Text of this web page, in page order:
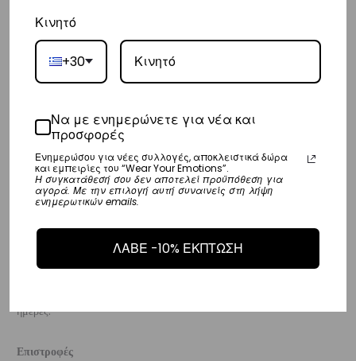
Ευρώπη
– Τα έξοδα αποστολής για όλο την Ευρώπη είναι στα
– Η συνεργαζόμενη εταιρεία ταχυμεταφορών,DHL, θα αναλάβει την
– Οι χρόνοι παράδοσης κυμαίνονται συνήθως από 3-8 εργάσιμες
ημέρες.
Διεθνή
– Η συνεργαζόμενη εταιρεία ταχυμεταφορών,DHL
παράδοσή σας.
ημέρες.
Επιστροφές
Κινητό
+30
Να με ενημερώνετε για νέα και
προσφορές
Ενημερώσου για νέες συλλογές, αποκλειστικά δώρα
και εμπειρίες του “Wear Your Emotions”.
Η συγκατάθεσή σου δεν αποτελεί προϋπόθεση για
αγορά. Με την επιλογή αυτή συναινείς στη λήψη
ενημερωτικών emails.
ΛΑΒΕ -10% ΕΚΠΤΩΣΗ